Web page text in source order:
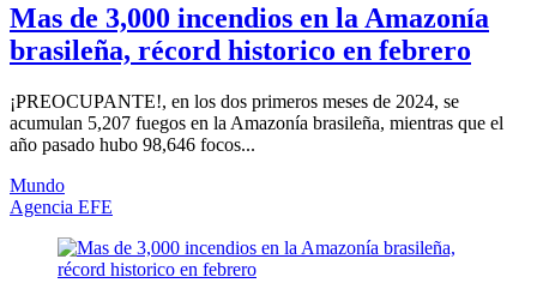
Mas de 3,000 incendios en la Amazonía
brasileña, récord historico en febrero
¡PREOCUPANTE!, en los dos primeros meses de 2024, se
acumulan 5,207 fuegos en la Amazonía brasileña, mientras que el
año pasado hubo 98,646 focos...
Mundo
Agencia EFE